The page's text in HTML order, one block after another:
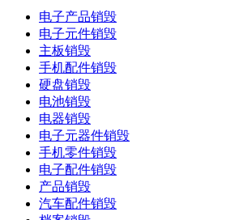
电子产品销毁
电子元件销毁
主板销毁
手机配件销毁
硬盘销毁
电池销毁
电器销毁
电子元器件销毁
手机零件销毁
电子配件销毁
产品销毁
汽车配件销毁